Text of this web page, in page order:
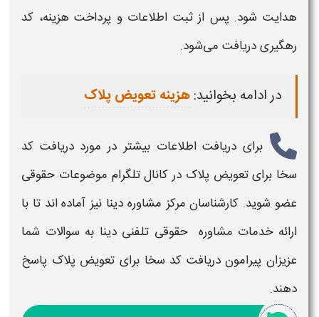
هدایت شود. پس از ثبت اطلاعات و پرداخت هزینه، کد
رهگیری دریافت می‌شود.
در ادامه بخوانید:هزینه تعویض پلاک
برای دریافت اطلاعات بیشتر در مورددریافت کد
سخا برای تعویض پلاک در کانال تلگرام موضوعات حقوقی
عضو شوید. کارشناسان مرکز مشاوره دینا نیز آماده اند تا با
ارائه خدمات مشاوره حقوقی تلفنی دینا به سوالات شما
عزیزان پیراموندریافت کد سخا برای تعویض پلاک پاسخ
دهند.